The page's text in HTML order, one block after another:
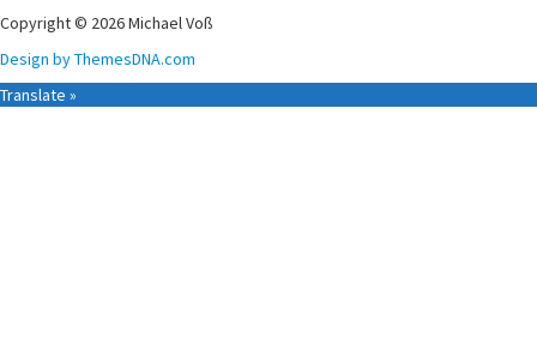
Copyright © 2026 Michael Voß
Design by ThemesDNA.com
Translate »